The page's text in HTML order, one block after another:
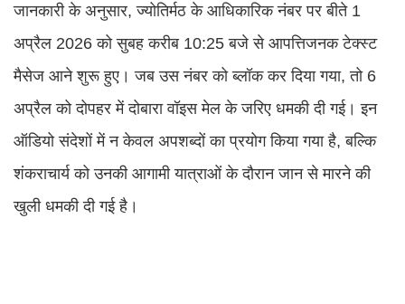
जानकारी के अनुसार, ज्योतिर्मठ के आधिकारिक नंबर पर बीते 1
अप्रैल 2026 को सुबह करीब 10:25 बजे से आपत्तिजनक टेक्स्ट
मैसेज आने शुरू हुए। जब उस नंबर को ब्लॉक कर दिया गया, तो 6
अप्रैल को दोपहर में दोबारा वॉइस मेल के जरिए धमकी दी गई। इन
ऑडियो संदेशों में न केवल अपशब्दों का प्रयोग किया गया है, बल्कि
शंकराचार्य को उनकी आगामी यात्राओं के दौरान जान से मारने की
खुली धमकी दी गई है।